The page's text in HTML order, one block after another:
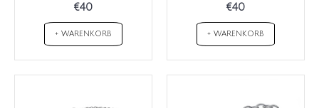
€40
+ WARENKORB
€40
+ WARENKORB